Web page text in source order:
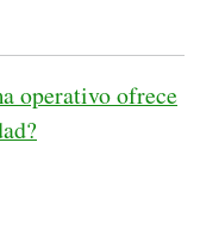
operativo ofrece